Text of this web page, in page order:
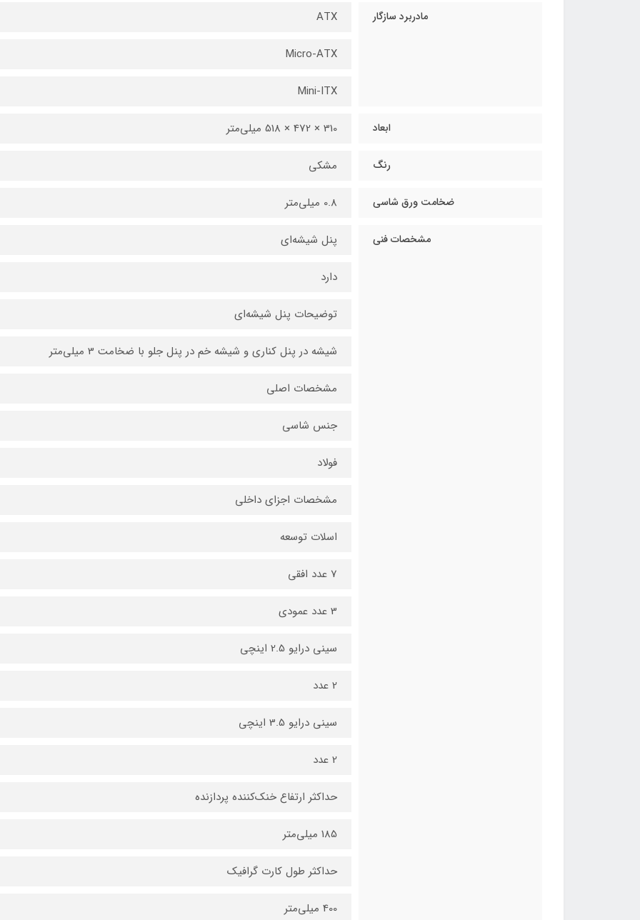
مادربرد سازگار ATX
Micro-ATX
Mini-ITX
ابعاد 310 × 472 × 518 میلی‌متر
رنگ مشکی
ضخامت ورق شاسی 0.8 میلی‌متر
مشخصات فنی پنل شیشه‌ای
دارد
توضیحات پنل شیشه‌ای
شیشه در پنل کناری و شیشه خم در پنل جلو با ضخامت 3 میلی‌متر
مشخصات اصلی
جنس شاسی
فولاد
مشخصات اجزای داخلی
اسلات توسعه
7 عدد افقی
3 عدد عمودی
سینی درایو 2.5 اینچی
2 عدد
سینی درایو 3.5 اینچی
2 عدد
حداکثر ارتفاع خنک‌کننده پردازنده
185 میلی‌متر
حداکثر طول کارت گرافیک
400 میلی‌متر